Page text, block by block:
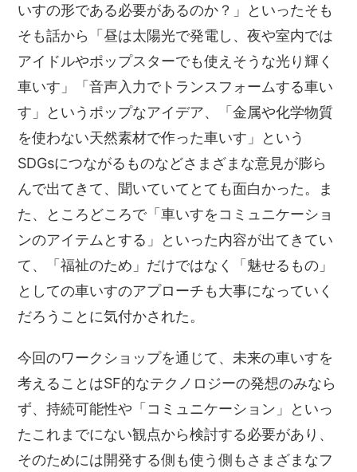
いすの形である必要があるのか？」といったそも
そも話から「昼は太陽光で発電し、夜や室内では
アイドルやポップスターでも使えそうな光り輝く
車いす」「音声入力でトランスフォームする車い
す」というポップなアイデア、「金属や化学物質
を使わない天然素材で作った車いす」という
SDGsにつながるものなどさまざまな意見が膨ら
んで出てきて、聞いていてとても面白かった。ま
た、ところどころで「車いすをコミュニケーショ
ンのアイテムとする」といった内容が出てきてい
て、「福祉のため」だけではなく「魅せるもの」
としての車いすのアプローチも大事になっていく
だろうことに気付かされた。
今回のワークショップを通じて、未来の車いすを
考えることはSF的なテクノロジーの発想のみなら
ず、持続可能性や「コミュニケーション」といっ
たこれまでにない観点から検討する必要があり、
そのためには開発する側も使う側もさまざまなフ